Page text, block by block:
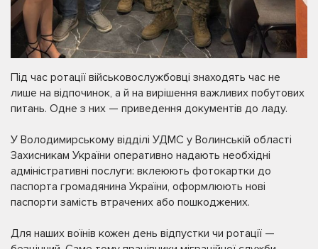
Під час ротації військовослужбовці знаходять час не
лише на відпочинок, а й на вирішення важливих побутових
питань. Одне з них — приведення документів до ладу.
У Володимирському відділі УДМС у Волинській області
Захисникам України оперативно надають необхідні
адміністративні послуги: вклеюють фотокартки до
паспорта громадянина України, оформлюють нові
паспорти замість втрачених або пошкоджених.
Для наших воїнів кожен день відпустки чи ротації —